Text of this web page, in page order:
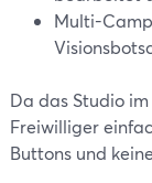
Multi-
Da das Studio
Freiwilliger
Buttons und